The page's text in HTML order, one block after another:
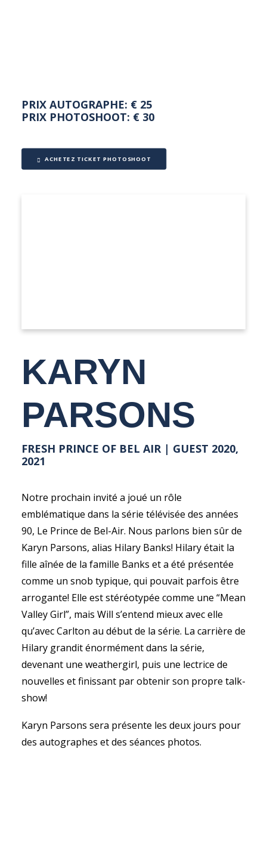
PRIX AUTOGRAPHE: € 25
PRIX PHOTOSHOOT: € 30
ACHETEZ TICKET PHOTOSHOOT
KARYN
PARSONS
FRESH PRINCE OF BEL AIR | GUEST 2020,
2021
Notre prochain invité a joué un rôle
emblématique dans la série télévisée des années
90, Le Prince de Bel-Air. Nous parlons bien sûr de
Karyn Parsons, alias Hilary Banks! Hilary était la
fille aînée de la famille Banks et a été présentée
comme un snob typique, qui pouvait parfois être
arrogante! Elle est stéréotypée comme une “Mean
Valley Girl”, mais Will s’entend mieux avec elle
qu’avec Carlton au début de la série. La carrière de
Hilary grandit énormément dans la série,
devenant une weathergirl, puis une lectrice de
nouvelles et finissant par obtenir son propre talk-
show!
Karyn Parsons sera présente les deux jours pour
des autographes et des séances photos.